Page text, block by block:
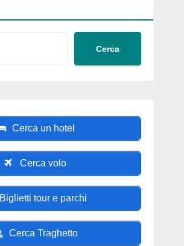
Cerca
Cerca un hotel
Cerca volo
Biglietti tour e parchi
Cerca Traghetto